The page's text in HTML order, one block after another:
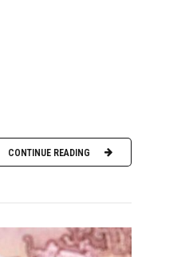
CONTINUE READING